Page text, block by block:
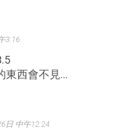
3:16
東西會不見...
日 中午12:24